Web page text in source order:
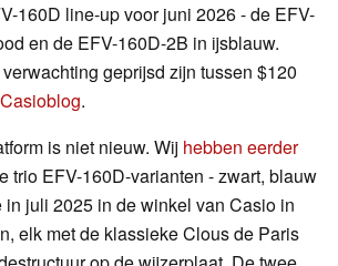
160D line-up voor juni 2026 - de EFV-
en de EFV-160D-2B in ijsblauw.
geprijsd zijn tussen $120
Casioblog.
is niet nieuw. Wij hebben eerder
trio EFV-160D-varianten - zwart, blauw
in juli 2025 in de winkel van Casio in
elk met de klassieke Clous de Paris